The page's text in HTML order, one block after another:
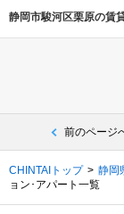
静岡市駿河区栗原の賃
前のページ
CHINTAIトップ 静岡
ョン･アパート一覧